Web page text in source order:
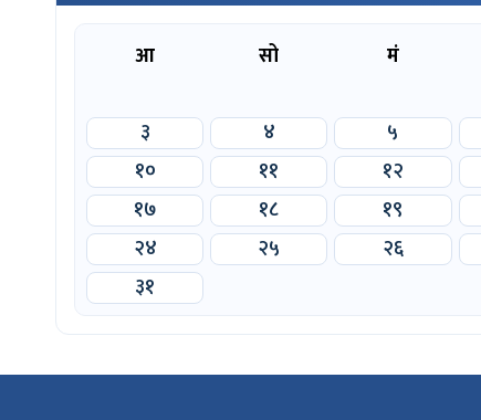
आ सो मं
३
४ ५
१०
११ १२
१७
१८ १९
२४
२५ २६
३१